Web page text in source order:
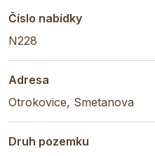
Číslo nabídky
N228
Adresa
Otrokovice, Smetanova
Druh pozemku